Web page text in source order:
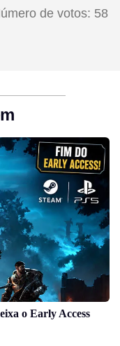
de votos: 58
o Early Access